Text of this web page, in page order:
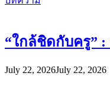
“ใกล้ชิดกับครู”
July 22, 2026July 22, 2026